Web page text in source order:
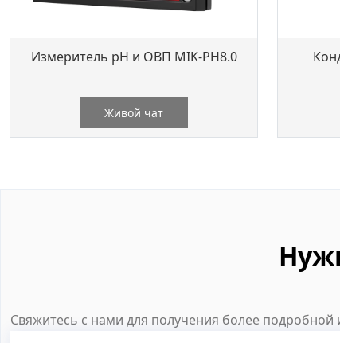
Измеритель pH и ОВП MIK-PH8.0
Живой чат
Свяжитесь с нами для получения более